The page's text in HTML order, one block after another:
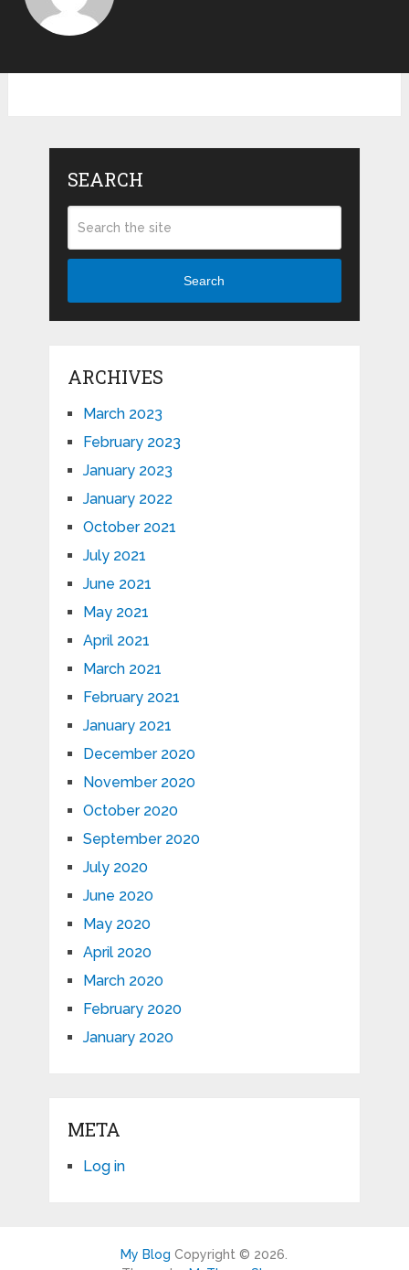
SEARCH
Search
ARCHIVES
March 2023
February 2023
January 2023
January 2022
October 2021
July 2021
June 2021
May 2021
April 2021
March 2021
February 2021
January 2021
December 2020
November 2020
October 2020
September 2020
July 2020
June 2020
May 2020
April 2020
March 2020
February 2020
January 2020
META
Log in
My Blog Copyright © 2026.